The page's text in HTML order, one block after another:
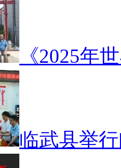
《2025年
临武县举